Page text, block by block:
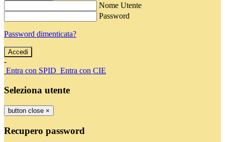
Nome Utente
Password
Password dimenticata?
-
Entra con SPID Entra con CIE
Seleziona utente
button close ×
Recupero password